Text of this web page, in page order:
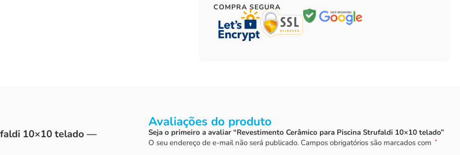
COMPRA SEGURA
10×10 telado —
Avaliações do produto
Seja o primeiro a avaliar “Revestimento Cerâmico para Piscina Strufaldi 10×10 telado”
O seu endereço de e-mail não será publicado. Campos obrigatórios são marcados com *